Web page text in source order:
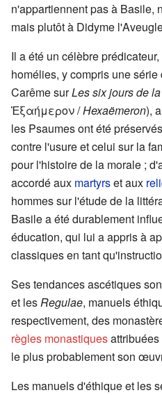
n'appartiennent pas à Basile,
mais plutôt à Didyme
Il a été un célèbre
homélies, y compris une
Carême surLes six jours de
Ἑξαήμερον/Hexaëmeron),
les Psaumes ont été
contre l'usure et celui sur la
pour l'histoire de la morale ;
accordé aux martyrset aux
hommes sur l'étude de la
Basile a été durablement
éducation, qui lui a appris à
classiques en tant
Ses tendances ascétiques
et lesRegulae, manuels
respectivement, des
règles monastiques
le plus probablement son
Les manuels d'éthique et les